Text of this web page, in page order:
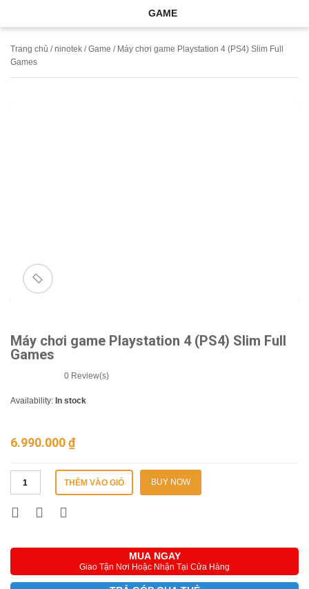
GAME
Trang chủ /ninotek /Game / Máy chơi game Playstation 4 (PS4) Slim Full
Games
🔍
Máy chơi game Playstation 4 (PS4) Slim Full
Games
0 Review(s)
Availability: In stock
6.990.000₫
THÊM VÀO GIỎ BUY NOW
MUA NGAY
Giao Tận Nơi Hoặc Nhận Tại Cửa Hàng